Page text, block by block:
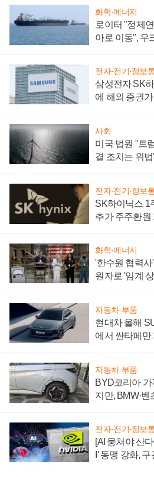
화학·에너지
로이터 "정제
아로 이동", 우
전자·전기·정보
삼성전자 SK
에 해외 증권
사회
미국 법원 "트
결 조치는 위
전자·전기·정보
SK하이닉스 1
추가 주주환원
화학·에너지
'한수원 협력
원자로 '임계
자동차·부품
현대차 올해
에서 싼타페만
자동차·부품
BYD코리아
지만, BMW·
전자·전기·정보
[AI 뭉쳐야 산
I' 동맹 강화,